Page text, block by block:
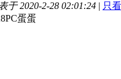
于 2020-2-28 02:01:24 | 只
蛋蛋